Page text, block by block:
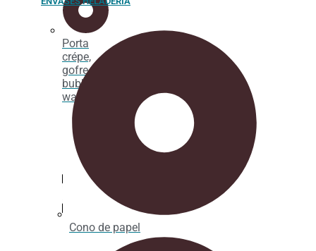
Porta
crépe,
gofre y
bubble
waffle
Cono de papel